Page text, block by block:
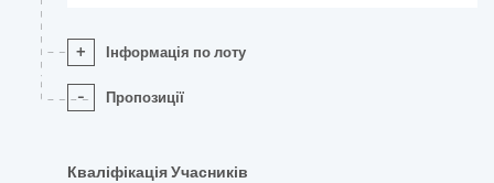
+ Інформація по лоту
- Пропозиції
Кваліфікація Учасників